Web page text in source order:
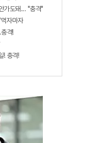
가도돼... "충격"
자마자
격!
! 충격!